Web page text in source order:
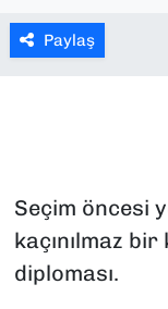
Paylaş
Seçim öncesi
kaçınılmaz
diploması.
MAGAZİN
SPOR
Haber Arşivi